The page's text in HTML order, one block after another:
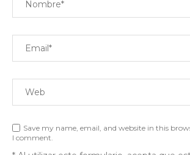
Save my name, email, and website in this
I comment.